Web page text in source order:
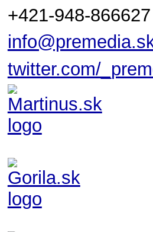
+421-948-866627
twitter.com/